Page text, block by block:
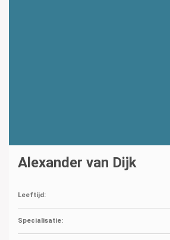
Alexander van Dijk
Leeftijd:
Specialisatie: